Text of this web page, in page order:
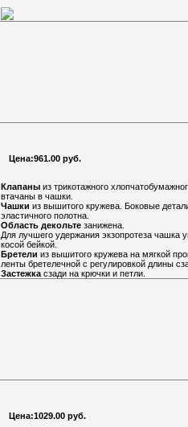
Цена:961.00 руб.
Клапаны из трикотажного
втачаны в чашки.
Чашки из вышитого кружева. Боковые
эластичного полотна.
Область декольте занижена.
Для лучшего удержания экзопротеза чашка
косой бейкой.
Бретели из вышитого кружева на мягкой
ленты бретелечной с регулировкой длины
Застежка сзади на крючки и петли.
Цена:1029.00 руб.